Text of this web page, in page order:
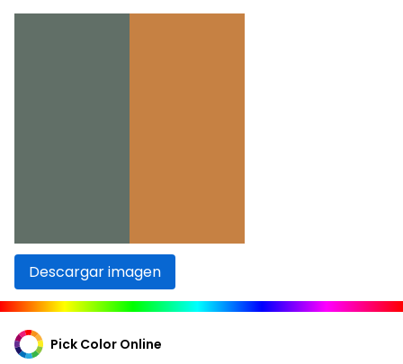
Descargar imagen
Pick Color Online